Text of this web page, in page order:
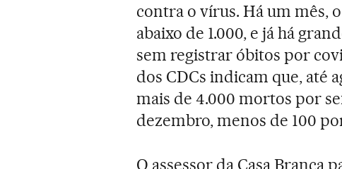
contra o vírus. Há um mês,
abaixo de 1.000, e já há
sem registrar óbitos por
dos CDCs indicam que, até
mais de 4.000 mortos por
dezembro, menos de 100
O assessor da Casa Branca